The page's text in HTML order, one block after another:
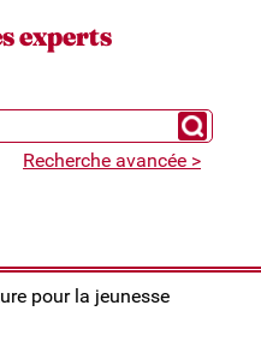
experts
Chercher
Recherche avancée >
pour la jeunesse